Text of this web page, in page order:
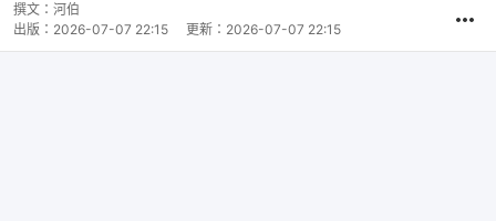
撰文： 河伯
出版： 2026-07-07 22:15 更新： 2026-07-07 22:15